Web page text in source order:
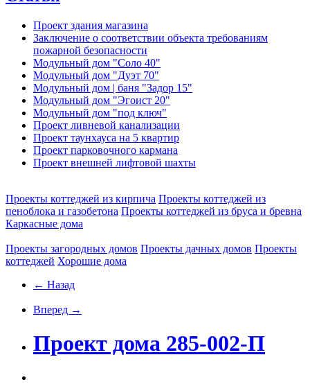
Проект здания магазина
Заключение о соответствии объекта требованиям
пожарной безопасности
Модульный дом "Соло 40"
Модульный дом "Дуэт 70"
Модульный дом | баня "Задор 15"
Модульный дом "Эгоист 20"
Модульный дом "под ключ"
Проект ливневой канализации
Проект таунхауса на 5 квартир
Проект парковочного кармана
Проект внешней лифтовой шахты
Проекты коттеджей из кирпича Проекты коттеджей из
пеноблока и газобетона Проекты коттеджей из бруса и бревна
Каркасные дома
Проекты загородных домов Проекты дачных домов Проекты
коттеджей Хорошие дома
← Назад
Вперед →
Проект дома 285-002-П